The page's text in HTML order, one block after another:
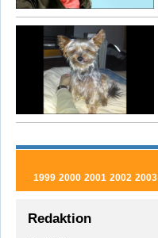
1999 2000 2001 2002 2003
Redaktion